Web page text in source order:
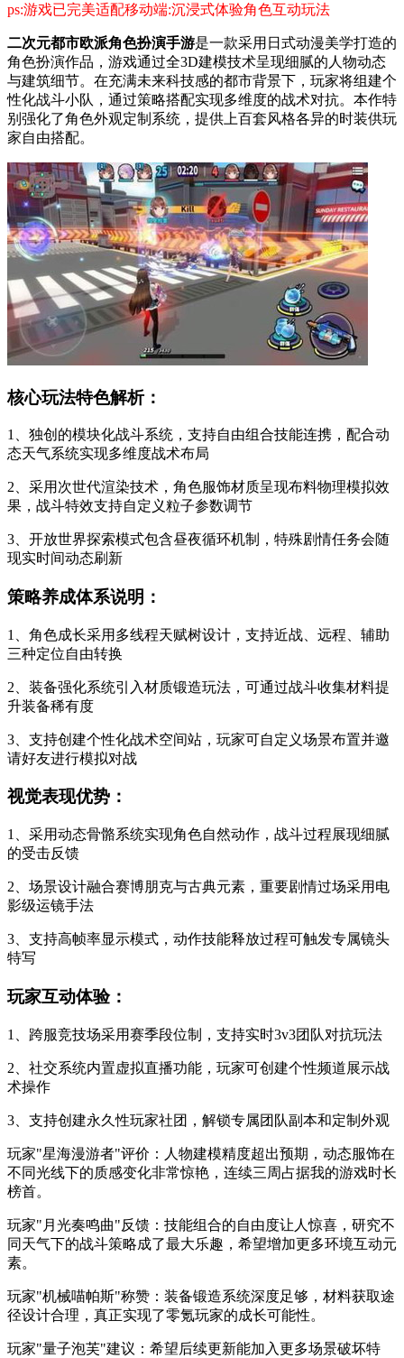
ps:游戏已完美适配移动端:沉浸式体验角色互动玩法
二次元都市欧派角色扮演手游是一款采用日式动漫美学打造的
角色扮演作品，游戏通过全3D建模技术呈现细腻的人物动态
与建筑细节。在充满未来科技感的都市背景下，玩家将组建个
性化战斗小队，通过策略搭配实现多维度的战术对抗。本作特
别强化了角色外观定制系统，提供上百套风格各异的时装供玩
家自由搭配。
核心玩法特色解析：
1、独创的模块化战斗系统，支持自由组合技能连携，配合动
态天气系统实现多维度战术布局
2、采用次世代渲染技术，角色服饰材质呈现布料物理模拟效
果，战斗特效支持自定义粒子参数调节
3、开放世界探索模式包含昼夜循环机制，特殊剧情任务会随
现实时间动态刷新
策略养成体系说明：
1、角色成长采用多线程天赋树设计，支持近战、远程、辅助
三种定位自由转换
2、装备强化系统引入材质锻造玩法，可通过战斗收集材料提
升装备稀有度
3、支持创建个性化战术空间站，玩家可自定义场景布置并邀
请好友进行模拟对战
视觉表现优势：
1、采用动态骨骼系统实现角色自然动作，战斗过程展现细腻
的受击反馈
2、场景设计融合赛博朋克与古典元素，重要剧情过场采用电
影级运镜手法
3、支持高帧率显示模式，动作技能释放过程可触发专属镜头
特写
玩家互动体验：
1、跨服竞技场采用赛季段位制，支持实时3v3团队对抗玩法
2、社交系统内置虚拟直播功能，玩家可创建个性频道展示战
术操作
3、支持创建永久性玩家社团，解锁专属团队副本和定制外观
玩家"星海漫游者"评价：人物建模精度超出预期，动态服饰在
不同光线下的质感变化非常惊艳，连续三周占据我的游戏时长
榜首。
玩家"月光奏鸣曲"反馈：技能组合的自由度让人惊喜，研究不
同天气下的战斗策略成了最大乐趣，希望增加更多环境互动元
素。
玩家"机械喵帕斯"称赞：装备锻造系统深度足够，材料获取途
径设计合理，真正实现了零氪玩家的成长可能性。
玩家"量子泡芙"建议：希望后续更新能加入更多场景破坏特